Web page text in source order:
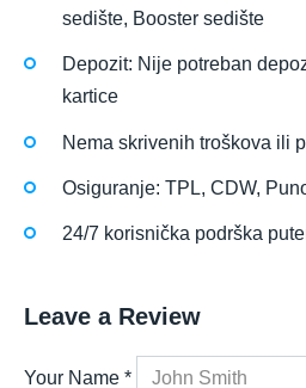
sedište, Booster sedište
Depozit: Nije potreban
kartice
Nema skrivenih troškova ili
Osiguranje: TPL, CDW,
24/7 korisnička podrška
Leave a Review
Your Name *